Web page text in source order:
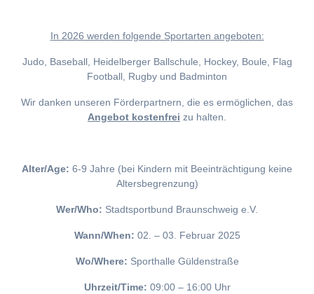
In 2026 werden folgende Sportarten angeboten:
Judo, Baseball, Heidelberger Ballschule, Hockey, Boule, Flag
Football, Rugby und Badminton
Wir danken unseren Förderpartnern, die es ermöglichen, das
Angebot kostenfrei zu halten.
Alter/Age: 6-9 Jahre (bei Kindern mit Beeinträchtigung keine
Altersbegrenzung)
Wer/Who: Stadtsportbund Braunschweig e.V.
Wann/When: 02. – 03. Februar 2025
Wo/Where: Sporthalle Güldenstraße
Uhrzeit/Time: 09:00 – 16:00 Uhr